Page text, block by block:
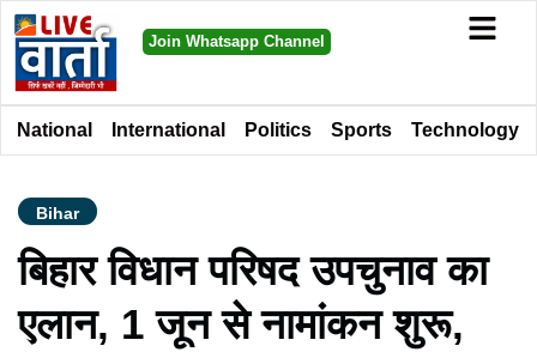
Join Whatsapp Channel
National International Politics Sports Technology
Bihar
बिहार विधान परिषद उपचुनाव का
एलान, 1 जून से नामांकन शुरू,